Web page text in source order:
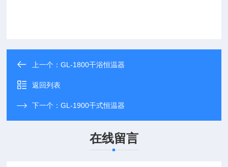
上一个：GL-1800干浴恒温器
返回列表
下一个：GL-1900干式恒温器
在线留言